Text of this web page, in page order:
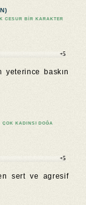
CESUR BIR KARAKTER
+5
yeterince baskın
ÇOK KADINSI DOĞA
+5
sert ve agresif